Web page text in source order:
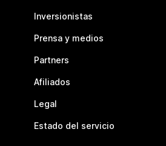
Inversionistas
Prensa y medios
Partners
Afiliados
Legal
Estado del servicio